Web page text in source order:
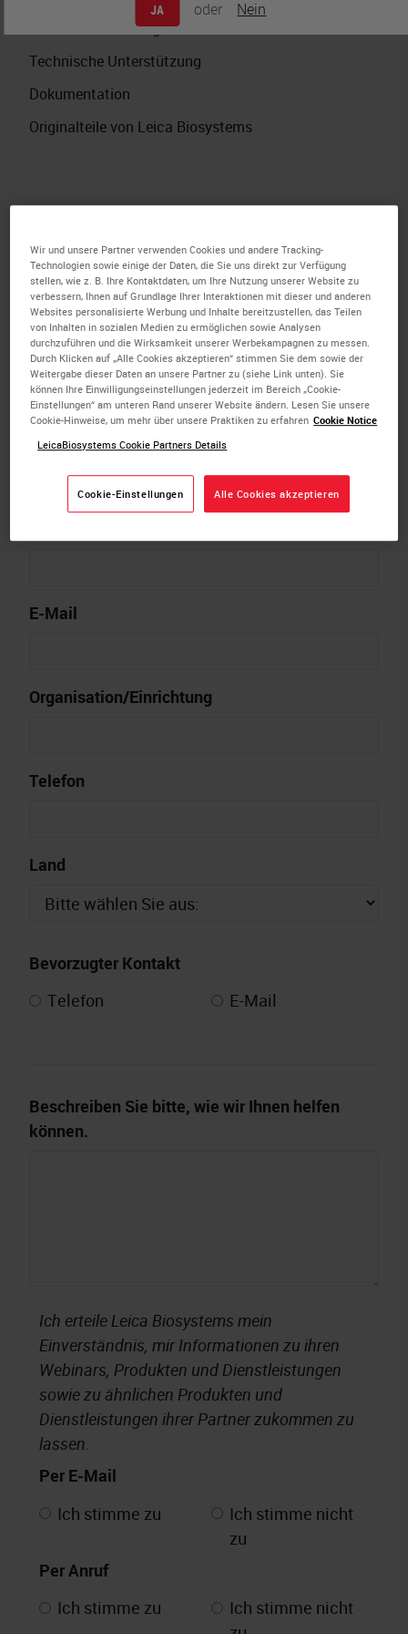
JA oder Nein
Servicevereinbarungen
Technische Unterstützung
Dokumentation
Originalteile von Leica Biosystems
damit wir Ihnen helfen können, Ihr Gerät
möglichst schnell wieder einsatzbereit zu
machen. Nach der Übermittlung wird sich
ein technischer Mitarbeiter von Leica
Biosystems Ihrem Anliegen zuwenden und
sich mit Ihnen in Verbindung setzen.
E-Mail
Organisation/Einrichtung
Telefon
Land
Bevorzugter Kontakt
Telefon
E-Mail
Beschreiben Sie bitte, wie wir Ihnen helfen
können.
Ich erteile Leica Biosystems mein
Einverständnis, mir Informationen zu ihren
Webinars, Produkten und Dienstleistungen
sowie zu ähnlichen Produkten und
Dienstleistungen ihrer Partner zukommen zu
lassen.
Per E-Mail
Ich stimme zu
Ich stimme nicht
zu
Per Anruf
Ich stimme zu
Ich stimme nicht
Wir und unsere Partner verwenden Cookies und andere Tracking-
Technologien sowie einige der Daten, die Sie uns direkt zur Verfügung
stellen, wie z. B. Ihre Kontaktdaten, um Ihre Nutzung unserer Website zu
verbessern, Ihnen auf Grundlage Ihrer Interaktionen mit dieser und anderen
Websites personalisierte Werbung und Inhalte bereitzustellen, das Teilen
von Inhalten in sozialen Medien zu ermöglichen sowie Analysen
durchzuführen und die Wirksamkeit unserer Werbekampagnen zu messen.
Durch Klicken auf „Alle Cookies akzeptieren“ stimmen Sie dem sowie der
Weitergabe dieser Daten an unsere Partner zu (siehe Link unten). Sie
können Ihre Einwilligungseinstellungen jederzeit im Bereich „Cookie-
Einstellungen“ am unteren Rand unserer Website ändern. Lesen Sie unsere
Cookie-Hinweise, um mehr über unsere Praktiken zu erfahren Cookie Notice
LeicaBiosystems Cookie Partners Details
Cookie-Einstellungen Alle Cookies akzeptieren